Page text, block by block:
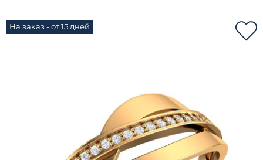
На заказ - от 15 дней